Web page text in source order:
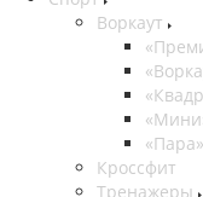
Воркаут
«Пара»
Кроссфит
Тренажеры